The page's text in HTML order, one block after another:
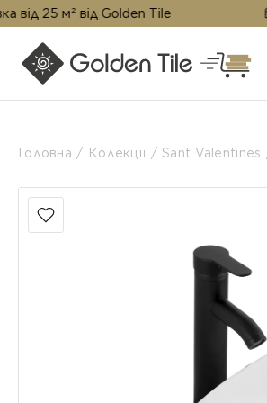
25 м² від Golden Tile
Головна Колекції Sant Valentines